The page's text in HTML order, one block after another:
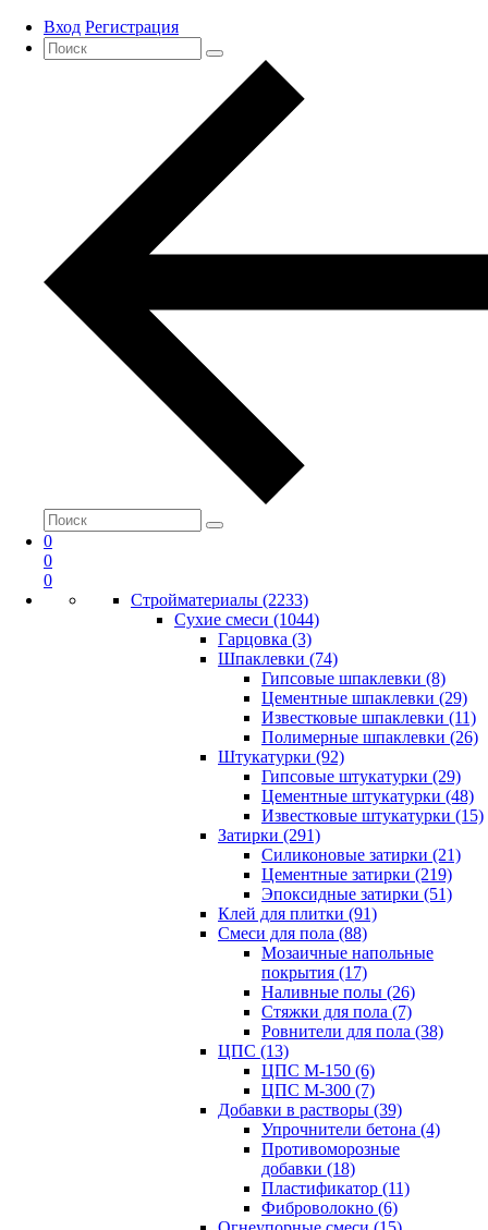
Вход Регистрация
0
0
0
Стройматериалы (2233)
Сухие смеси (1044)
Гарцовка (3)
Шпаклевки (74)
Гипсовые шпаклевки (8)
Цементные шпаклевки (29)
Известковые шпаклевки (11)
Полимерные шпаклевки (26)
Штукатурки (92)
Гипсовые штукатурки (29)
Цементные штукатурки (48)
Известковые штукатурки (15)
Затирки (291)
Силиконовые затирки (21)
Цементные затирки (219)
Эпоксидные затирки (51)
Клей для плитки (91)
Смеси для пола (88)
Мозаичные напольные
покрытия (17)
Наливные полы (26)
Стяжки для пола (7)
Ровнители для пола (38)
ЦПС (13)
ЦПС М-150 (6)
ЦПС М-300 (7)
Добавки в растворы (39)
Упрочнители бетона (4)
Противоморозные
добавки (18)
Пластификатор (11)
Фиброволокно (6)